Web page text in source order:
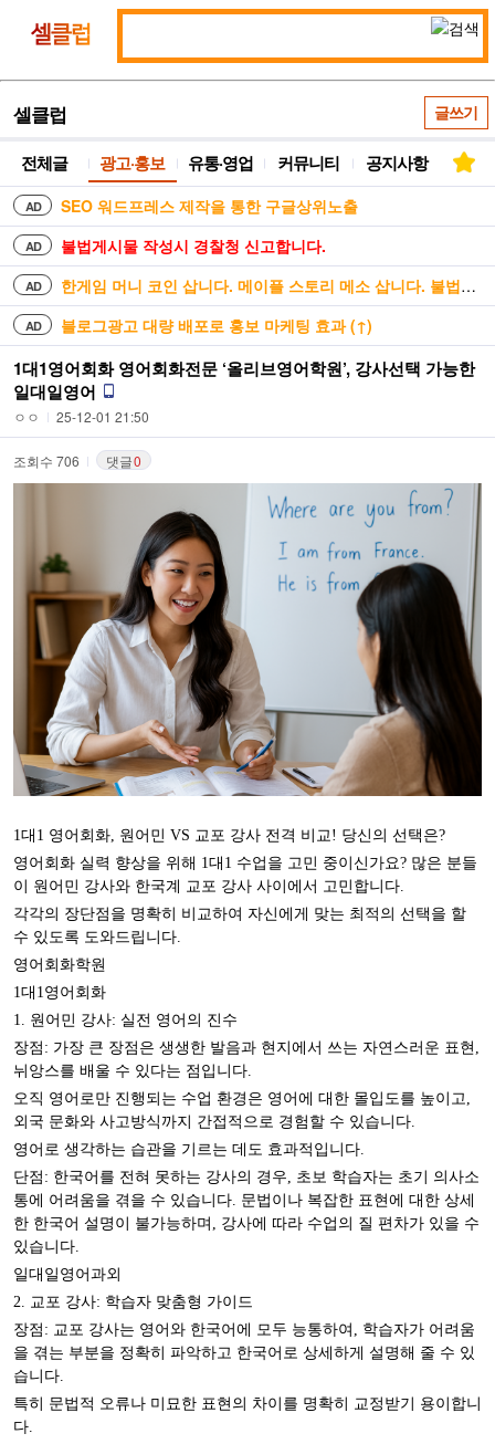
럽
셀클럽 글쓰기
전체글 광고·홍보 유통·영업 커뮤니티 공지사항
AD SEO 워드프레스 제작을 통한 구글상위노출
AD 불법게시물 작성시 경찰청 신고합니다.
AD 한게임 머니 코인 삽니다. 메이플 스토리 메소 삽니다. 불법거래 안합니다
AD 블로그광고 대량 배포로 홍보 마케팅 효과 (↑)
1대1영어회화 영어회화전문 ‘올리브영어학원’, 강사선택 가능한
일대일영어
ㅇㅇ 25-12-01 21:50
조회수 706 댓글0
1대1 영어회화, 원어민 VS 교포 강사 전격 비교! 당신의 선택은?
영어회화 실력 향상을 위해 1대1 수업을 고민 중이신가요? 많은 분들
이 원어민 강사와 한국계 교포 강사 사이에서 고민합니다.
각각의 장단점을 명확히 비교하여 자신에게 맞는 최적의 선택을 할
수 있도록 도와드립니다.
영어회화학원
1대1영어회화
1. 원어민 강사: 실전 영어의 진수
장점: 가장 큰 장점은 생생한 발음과 현지에서 쓰는 자연스러운 표현,
뉘앙스를 배울 수 있다는 점입니다.
오직 영어로만 진행되는 수업 환경은 영어에 대한 몰입도를 높이고,
외국 문화와 사고방식까지 간접적으로 경험할 수 있습니다.
영어로 생각하는 습관을 기르는 데도 효과적입니다.
단점: 한국어를 전혀 못하는 강사의 경우, 초보 학습자는 초기 의사소
통에 어려움을 겪을 수 있습니다. 문법이나 복잡한 표현에 대한 상세
한 한국어 설명이 불가능하며, 강사에 따라 수업의 질 편차가 있을 수
있습니다.
일대일영어과외
2. 교포 강사: 학습자 맞춤형 가이드
장점: 교포 강사는 영어와 한국어에 모두 능통하여, 학습자가 어려움
을 겪는 부분을 정확히 파악하고 한국어로 상세하게 설명해 줄 수 있
습니다.
특히 문법적 오류나 미묘한 표현의 차이를 명확히 교정받기 용이합니
다.